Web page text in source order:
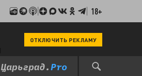
18+
ОТКЛЮЧИТЬ РЕКЛАМУ